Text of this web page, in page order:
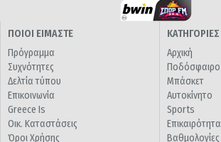
ΠΟΙΟΙ ΕΙΜΑΣΤΕ
Πρόγραμμα
Συχνότητες
Δελτία τύπου
Επικοινωνία
Greece Is
Οικ. Καταστάσεις
Όροι Χρήσης
ΚΑΤΗΓΟΡΙΕΣ
Αρχική
Ποδόσφαιρο
Μπάσκετ
Αυτοκίνητο
Sports
Επικαιρότητα
Βαθμολογίες